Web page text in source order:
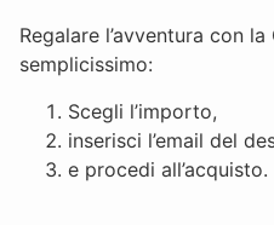
Regalare l’avventura con
semplicissimo:
Scegli l’importo,
inserisci l’email del
e procedi all’acquisto.